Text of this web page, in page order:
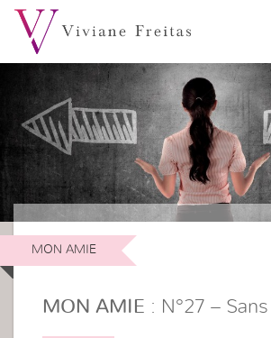
MON AMIE
MON AMIE : N°27 –